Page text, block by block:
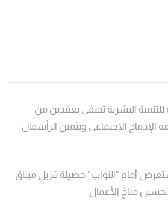
للتنمية البشرية تحتفي بعقدين من
الإدماج الاجتماعي وتثمين الرأسمال
أمام “النواب” حصيلة تنزيل ميثاق
مناخ الأعمال